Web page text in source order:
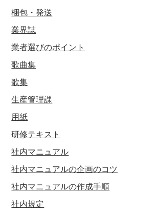
梱包・発送
業界誌
業者選びのポイント
歌曲集
歌集
生産管理課
用紙
研修テキスト
社内マニュアル
社内マニュアルの企画のコツ
社内マニュアルの作成手順
社内規定